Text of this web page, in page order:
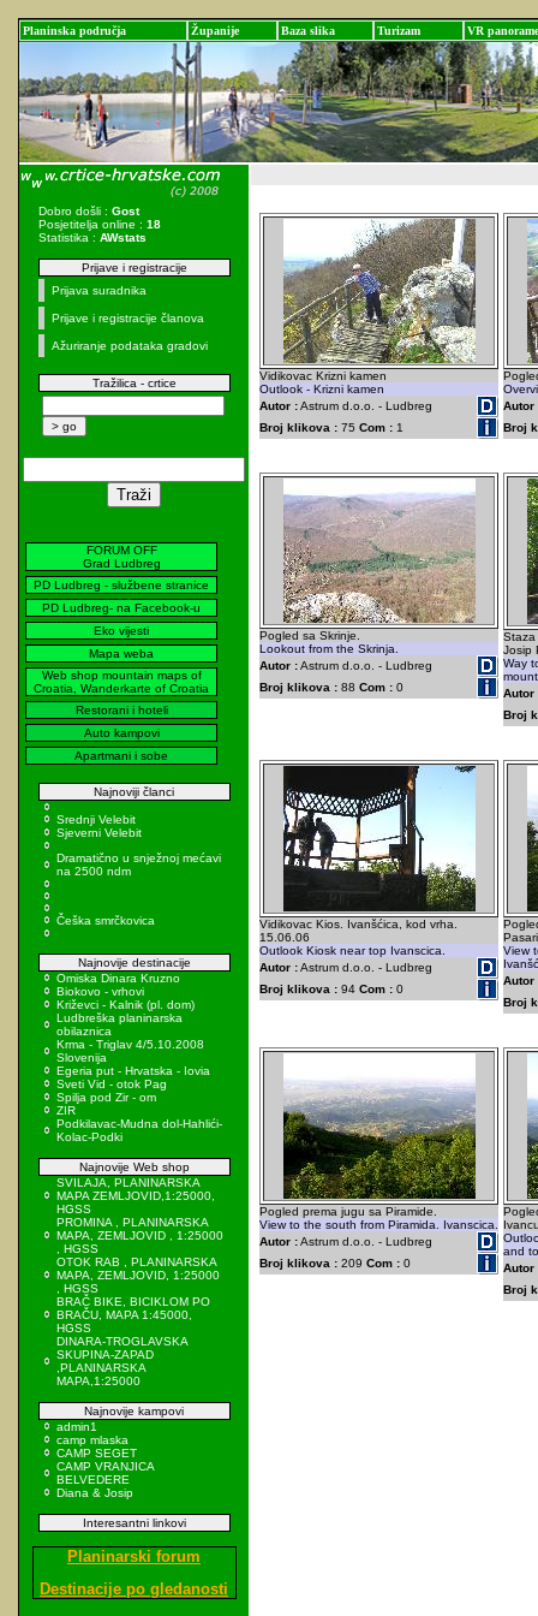
Planinska područja Županije Baza slika Turizam VR panorame
Dobro došli : Gost
Posjetitelja online : 18
Statistika : AWstats
Prijave i registracije
Prijava suradnika
Prijave i registracije članova
Ažuriranje podataka gradovi
Tražilica - crtice
FORUM OFF
Grad Ludbreg
PD Ludbreg - službene stranice
PD Ludbreg- na Facebook-u
Eko vijesti
Mapa weba
Web shop mountain maps of
Croatia, Wanderkarte of Croatia
Restorani i hoteli
Auto kampovi
Apartmani i sobe
Najnoviji članci
Srednji Velebit
Sjeverni Velebit
Dramatično u snježnoj mećavi
na 2500 ndm
Češka smrčkovica
Najnovije destinacije
Omiska Dinara Kruzno
Biokovo - vrhovi
Križevci - Kalnik (pl. dom)
Ludbreška planinarska
obilaznica
Krma - Triglav 4/5.10.2008
Slovenija
Egeria put - Hrvatska - Iovia
Sveti Vid - otok Pag
Spilja pod Zir - om
ZIR
Podkilavac-Mudna dol-Hahlići-
Kolac-Podki
Najnovije Web shop
SVILAJA, PLANINARSKA
MAPA ZEMLJOVID,1:25000,
HGSS
PROMINA , PLANINARSKA
MAPA, ZEMLJOVID , 1:25000
, HGSS
OTOK RAB , PLANINARSKA
MAPA, ZEMLJOVID, 1:25000
, HGSS
BRAČ BIKE, BICIKLOM PO
BRAČU, MAPA 1:45000,
HGSS
DINARA-TROGLAVSKA
SKUPINA-ZAPAD
,PLANINARSKA
MAPA,1:25000
Najnovije kampovi
admin1
camp mlaska
CAMP SEGET
CAMP VRANJICA
BELVEDERE
Diana & Josip
Interesantni linkovi
Planinarski forum
Destinacije po gledanosti
Vidikovac Krizni kamen
Outlook - Krizni kamen
Autor :Astrum d.o.o. - Ludbreg
Broj klikova : 75 Com : 1
Autor
Broj
Pogled sa Skrinje.
Lookout from the Skrinja.
Autor :Astrum d.o.o. - Ludbreg
Broj klikova : 88 Com : 0
Staza
Josip
Way
Autor
Broj
Vidikovac Kios. Ivanšćica, kod vrha.
15.06.06
Outlook Kiosk near top Ivanscica.
Autor :Astrum d.o.o. - Ludbreg
Broj klikova : 94 Com : 0
View
Autor
Broj
Pogled prema jugu sa Piramide.
View to the south from Piramida. Ivanscica.
Autor :Astrum d.o.o. - Ludbreg
Broj klikova : 209 Com : 0
and
Autor
Broj